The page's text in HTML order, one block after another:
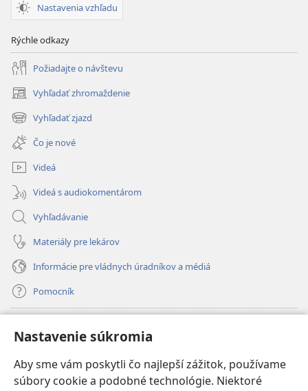
Nastavenie súkromia
Aby sme vám poskytli čo najlepší zážitok, používame
súbory cookie a podobné technológie. Niektoré
Nastavenia vzhľadu
Rýchle odkazy
Požiadajte o návštevu
Vyhľadať zhromaždenie
(otvorí
nové
okno)
Vyhľadať zjazd
(otvorí
nové
okno)
Čo je nové
Videá
Videá s audiokomentárom
Vyhľadávanie
Materiály pre lekárov
Informácie pre vládnych úradníkov a médiá
Pomocník
(otvorí
nové
okno)
INTERNETOVÁ KNIŽNICA Strážnej veže
(otvorí
nové